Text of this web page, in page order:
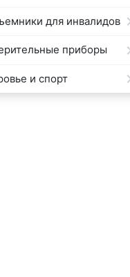
для инвалидов
приборы
и спорт